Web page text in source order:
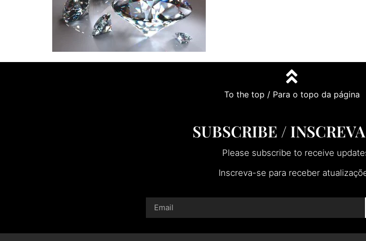
To the top / Para o topo da página
SUBSCRIBE /
Please subscribe to receive
Inscreva-se para receber